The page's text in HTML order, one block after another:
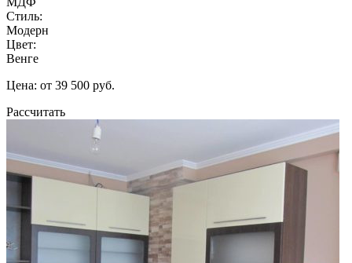
Стиль:
Модерн
Цвет:
Венге
Цена: от 39 500 руб.
Рассчитать